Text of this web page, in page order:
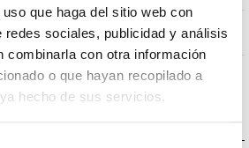
que haga del sitio web con
redes sociales, publicidad y análisis
combinarla con otra información
o que hayan recopilado a
hecho de sus servicios.
Directa